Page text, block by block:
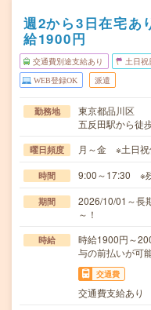
週2から3日在宅あ
給1900円
交通費別途支給あり 土日祝
WEB登録OK 派遣
勤務地
東京都品川区
五反田駅から徒
曜日頻度 月～金 ※土日祝
時間 9:00～17:30 ※
期間
2026/10/01～
～！
時給
時給1900円～
与の前払いが可
交通費
交通費支給あり